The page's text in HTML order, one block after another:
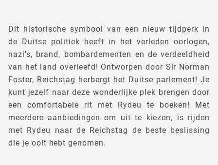
Dit historische symbool van een nieuw tijdperk in
de Duitse politiek heeft in het verleden oorlogen,
nazi's, brand, bombardementen en de verdeeldheid
van het land overleefd! Ontworpen door Sir Norman
Foster, Reichstag herbergt het Duitse parlement! Je
kunt jezelf naar deze wonderlijke plek brengen door
een comfortabele rit met Rydeu te boeken! Met
meerdere aanbiedingen om uit te kiezen, is rijden
met Rydeu naar de Reichstag de beste beslissing
die je ooit hebt genomen.